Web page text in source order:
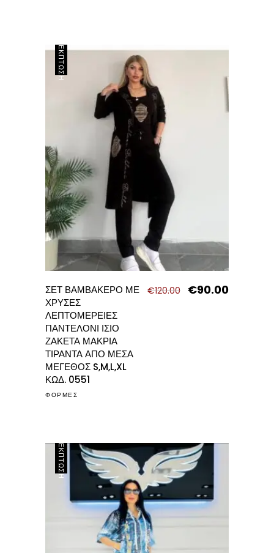
ΈΚΠΤΩΣΗ
ΣΕΤ ΒΑΜΒΑΚΕΡΟ ΜΕ
ΧΡΥΣΕΣ
ΛΕΠΤΟΜΕΡΕΙΕΣ
ΠΑΝΤΕΛΟΝΙ ΙΣΙΟ
ΖΑΚΕΤΑ ΜΑΚΡΙΑ
ΤΙΡΑΝΤΑ ΑΠΟ ΜΕΣΑ
ΜΕΓΕΘΟΣ S,M,L,XL
ΚΩΔ. 0551
€120.00
Original
€90.00Η
ΦΟΡΜΕΣ
ΈΚΠΤΩΣΗ